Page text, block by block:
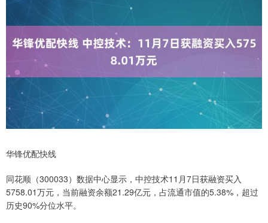
华锋优配快线
同花顺（300033）数据中心显示，中控技术11月7日获融资买入
5758.01万元，当前融资余额21.29亿元，占流通市值的5.38%，超过
历史90%分位水平。